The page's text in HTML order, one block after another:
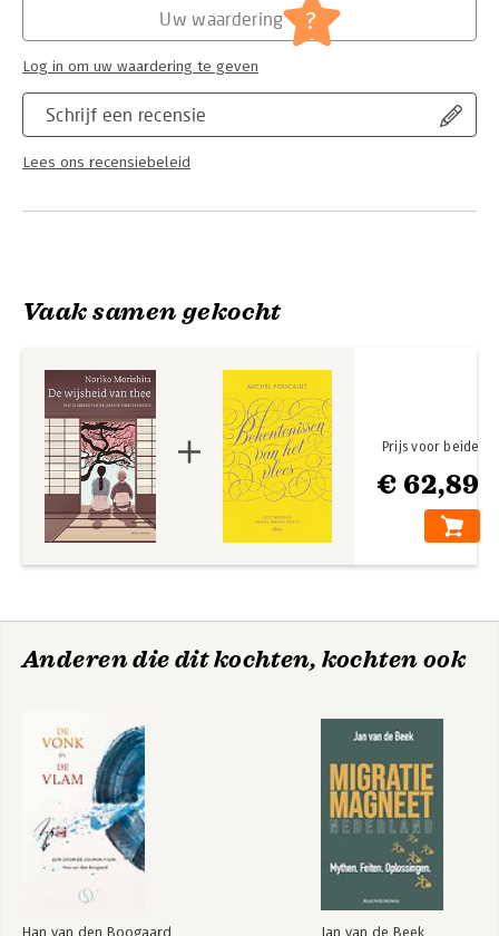
Schrijf een recensie
Lees ons recensiebeleid
Uw waardering ?
Log in om uw waardering te geven
Vaak samen gekocht
€ 62,89
Prijs voor beide
Anderen die dit kochten, kochten ook
Han van den Boogaard Jan van de Beek